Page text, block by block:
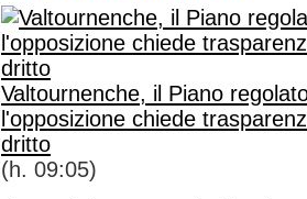
Valtournenche, il Piano
l'opposizione chiede
dritto
(h. 09:05)